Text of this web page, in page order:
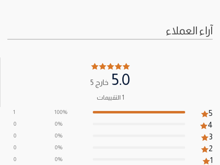
آراء العملاء
5.0 خارج 5
1 التقييمات
5
4
3
2
1
100%
0%
0%
0%
0%
1
0
0
0
0